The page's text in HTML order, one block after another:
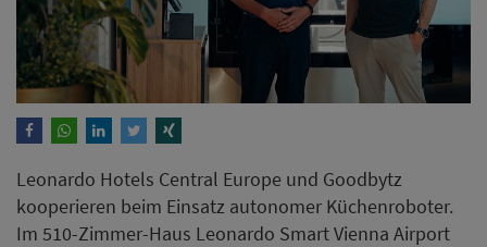
Leonardo Hotels Central Europe und Goodbytz
kooperieren beim Einsatz autonomer Küchenroboter.
Im 510-Zimmer-Haus Leonardo Smart Vienna Airport